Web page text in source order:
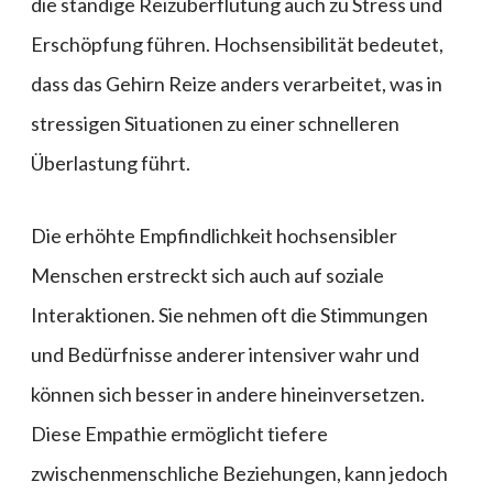
Erschöpfung führen. Hochsensibilität bedeutet,
dass das Gehirn Reize anders verarbeitet, was in
stressigen Situationen zu einer schnelleren
Überlastung führt.
Die erhöhte Empfindlichkeit hochsensibler
Menschen erstreckt sich auch auf soziale
Interaktionen. Sie nehmen oft die Stimmungen
und Bedürfnisse anderer intensiver wahr und
können sich besser in andere hineinversetzen.
Diese Empathie ermöglicht tiefere
zwischenmenschliche Beziehungen, kann jedoch